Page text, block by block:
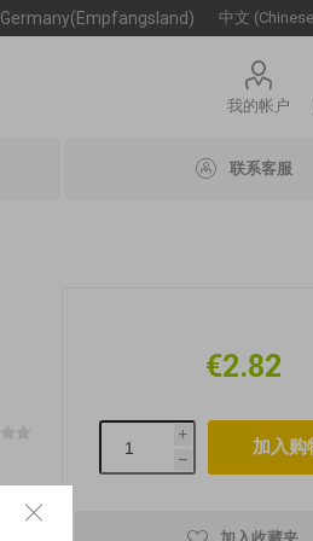
Germany(Empfangsland)
我的帐户
联系客服
€2.82
i
h